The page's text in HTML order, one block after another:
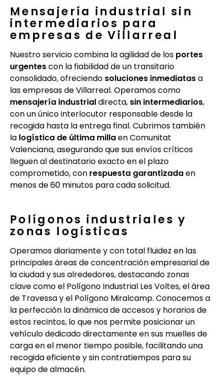
Mensajería industrial sin
intermediarios para
empresas de Villarreal
Nuestro servicio combina la agilidad de los portes
urgentescon la fiabilidad de un transitario
consolidado, ofreciendo soluciones inmediatasa
las empresas de Villarreal. Operamos como
mensajería industrialdirecta, sin intermediarios,
con un único interlocutor responsable desde la
recogida hasta la entrega final. Cubrimos también
la logística de última millaen Comunitat
Valenciana, asegurando que sus envíos críticos
lleguen al destinatario exacto en el plazo
comprometido, con respuesta garantizadaen
menos de 60 minutos para cada solicitud.
Polígonos industriales y
zonas logísticas
Operamos diariamente y con total fluidez en las
principales áreas de concentración empresarial de
la ciudad y sus alrededores, destacando zonas
clave como el Polígono Industrial Les Voltes, el área
de Travessa y el Polígono Miralcamp. Conocemos a
la perfección la dinámica de accesos y horarios de
estos recintos, lo que nos permite posicionar un
vehículo dedicado directamente en sus muelles de
carga en el menor tiempo posible, facilitando una
recogida eficiente y sin contratiempos para su
equipo de almacén.